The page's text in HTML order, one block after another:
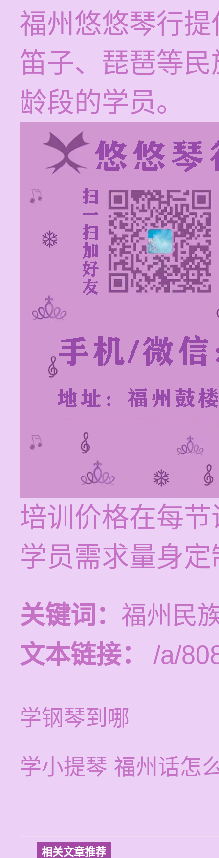
福州悠悠琴行
笛子、琵琶等
龄段的学员。
培训价格在每
学员需求量身
关键词： 福州民
文本链接：
/a/
学钢琴到哪
学小提琴 福州话怎
相关文章推荐